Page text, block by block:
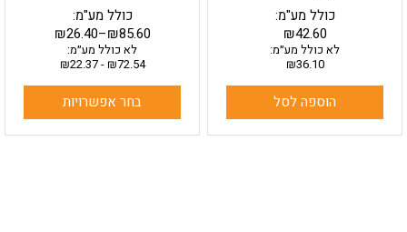
₪42.60
כולל מע"מ:
לא כולל מע״מ:
₪36.10
הוספה לסל
₪26.40–₪85.60
כולל מע"מ:
לא כולל מע״מ:
₪72.54
-
₪22.37
בחר אפשרויות